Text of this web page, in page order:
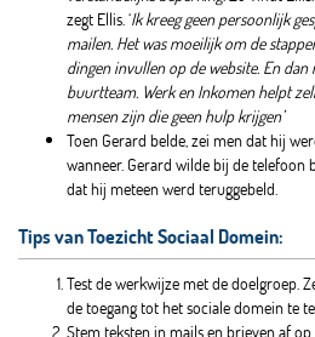
zegt Ellis. ‘Ik kreeg geen persoonlijk
mailen. Het was moeilijk om de
dingen invullen op de website. En
buurtteam. Werk en Inkomen helpt
mensen zijn die geen hulp krijgen’
Toen Gerard belde, zei men dat hij
wanneer. Gerard wilde bij de
dat hij meteen werd teruggebeld.
Tips van Toezicht Sociaal Domein:
Test de werkwijze met de doelgroep.
de toegang tot het sociale domein te
Stem teksten in mails en brieven af op